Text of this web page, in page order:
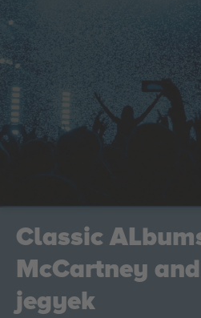
Classic
McCartney
jegyek